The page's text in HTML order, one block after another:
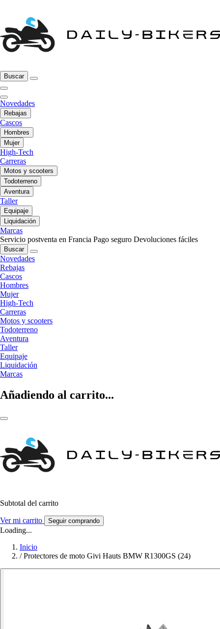
Buscar
Novedades
Rebajas
Cascos
Hombres
Mujer
High-Tech
Carreras
Motos y scooters
Todoterreno
Aventura
Taller
Equipaje
Liquidación
Marcas
Servicio postventa en Francia Pago seguro Devoluciones fáciles
Buscar
Novedades
Rebajas
Cascos
Hombres
Mujer
High-Tech
Carreras
Motos y scooters
Todoterreno
Aventura
Taller
Equipaje
Liquidación
Marcas
Añadiendo al carrito...
Subtotal del carrito
Ver mi carrito Seguir comprando
Loading...
Inicio
/ Protectores de moto Givi Hauts BMW R1300GS (24)